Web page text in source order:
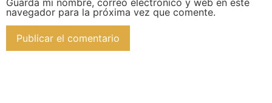
navegador para la próxima vez que comente.